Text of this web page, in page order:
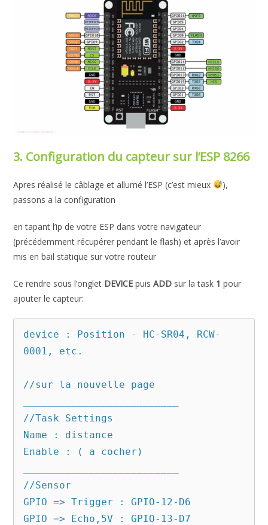
3. Configuration du capteur sur l’ESP 8266
Apres réalisé le câblage et allumé l’ESP (c’est mieux
),
passons a la configuration
en tapant l’ip de votre ESP dans votre navigateur
(précédemment récupérer pendant le flash) et après l’avoir
mis en bail statique sur votre routeur
Ce rendre sous l’onglet DEVICE puisADD sur la task 1 pour
ajouter le capteur:
device : Position - HC-SR04, RCW-
0001, etc.
//sur la nouvelle page
//Task Settings
Name : distance
Enable : ( a cocher)
//Sensor
GPIO => Trigger : GPIO-12-D6
GPIO => Echo,5V : GPIO-13-D7